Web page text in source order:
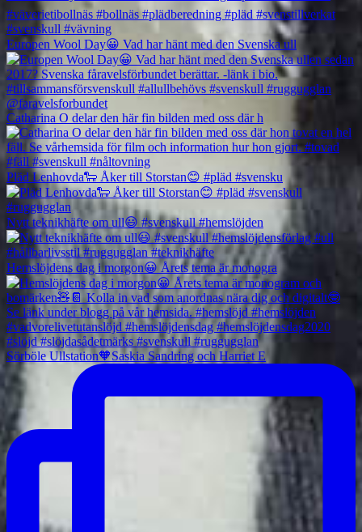
Europen Wool Day😀 Vad har hänt med den Svenska ull
Catharina O delar den här fin bilden med oss där h
Pläd Lenhovda🐑 Åker till Storstan😊 #pläd #svensku
Nytt teknikhäfte om ull😃 #svenskull #hemslöjden
Hemslöjdens dag i morgon😀 Årets tema är monogra
Sörböle Ullstation🧡Saskia Sandring och Harriet E